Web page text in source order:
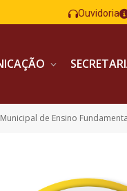
Ouvidoria
de aulas na Escola Municipal de Ensino Fundamental